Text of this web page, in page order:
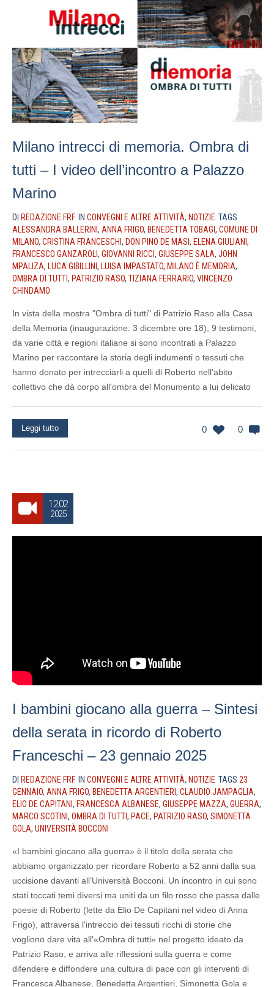
Milano intrecci di memoria. Ombra di
tutti – I video dell’incontro a Palazzo
Marino
DI REDAZIONE FRF IN CONVEGNI E ALTRE ATTIVITÀ, NOTIZIE TAGS
ALESSANDRA BALLERINI , ANNA FRIGO, BENEDETTA TOBAGI , COMUNE DI
MILANO, CRISTINA FRANCESCHI , DON PINO DE MASI , ELENA GIULIANI ,
FRANCESCO GANZAROLI , GIOVANNI RICCI , GIUSEPPE SALA, JOHN
MPALIZA, LUCA GIBILLINI , LUISA IMPASTATO, MILANO È MEMORIA,
OMBRA DI TUTTI, PATRIZIO RASO, TIZIANA FERRARIO, VINCENZO
CHINDAMO
In vista della mostra "Ombra di tutti" di Patrizio Raso alla Casa
della Memoria (inaugurazione: 3 dicembre ore 18), 9 testimoni,
da varie città e regioni italiane si sono incontrati a Palazzo
Marino per raccontare la storia degli indumenti o tessuti che
hanno donato per intrecciarli a quelli di Roberto nell'abito
collettivo che dà corpo all'ombra del Monumento a lui delicato
0 0
Leggi tutto
12.02
2025
I bambini giocano alla guerra – Sintesi
della serata in ricordo di Roberto
Franceschi – 23 gennaio 2025
DI REDAZIONE FRF IN CONVEGNI E ALTRE ATTIVITÀ, NOTIZIE TAGS 23
GENNAIO, ANNA FRIGO, BENEDETTA ARGENTIERI , CLAUDIO JAMPAGLIA,
ELIO DE CAPITANI , FRANCESCA ALBANESE, GIUSEPPE MAZZA, GUERRA,
MARCO SCOTINI , OMBRA DI TUTTI, PACE, PATRIZIO RASO, SIMONETTA
GOLA, UNIVERSITÀ BOCCONI
‭«I bambini giocano alla guerra» è il titolo della serata che
abbiamo organizzato per ricordare Roberto a 52 anni dalla sua
uccisione davanti all’Università Bocconi. Un incontro in cui sono
stati toccati temi diversi ma uniti da un filo rosso che passa dalle
poesie di Roberto (lette da Elio De Capitani nel video di Anna
Frigo), attraversa l'intreccio dei tessuti ricchi di storie che
vogliono dare vita all'‭«Ombra di tutti» nel progetto ideato da
Patrizio Raso, e arriva alle riflessioni sulla guerra e come
difendere e diffondere una cultura di pace con gli interventi di
Francesca Albanese, Benedetta Argentieri, Simonetta Gola e